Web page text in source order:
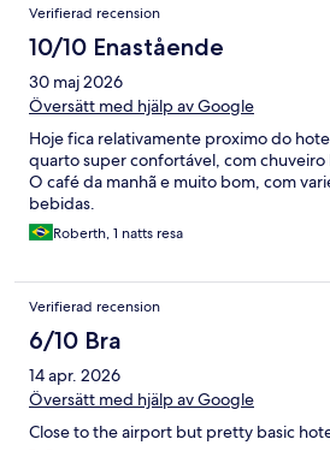
Verifierad recension
10/10 Enastående
30 maj 2026
Översätt med hjälp av Google
Hoje fica relativamente proximo do
quarto super confortável, com chuveiro
O café da manhã e muito bom, com
bebidas.
Roberth, 1 natts resa
Verifierad recension
6/10 Bra
14 apr. 2026
Översätt med hjälp av Google
Close to the airport but pretty basic